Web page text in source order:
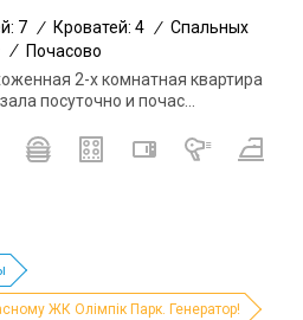
7 / Кроватей: 4 / Спальных
/ Почасово
2-х комнатная квартира
посуточно и почас...
ЖК Олімпік Парк. Генератор!